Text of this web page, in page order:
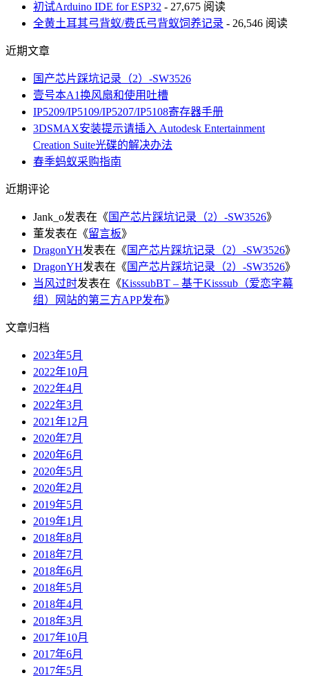
初试Arduino IDE for ESP32 - 27,675 阅读
全黄土耳其弓背蚁/费氏弓背蚁饲养记录 - 26,546 阅读
近期文章
国产芯片踩坑记录（2）-SW3526
壹号本A1换风扇和使用吐槽
IP5209/IP5109/IP5207/IP5108寄存器手册
3DSMAX安装提示请插入 Autodesk Entertainment
Creation Suite光碟的解决办法
春季蚂蚁采购指南
近期评论
Jank_o发表在《 国产芯片踩坑记录（2）-SW3526》
董发表在《留言板》
DragonYH发表在《 国产芯片踩坑记录（2）-SW3526》
DragonYH发表在《 国产芯片踩坑记录（2）-SW3526》
当风过时发表在《KisssubBT – 基于Kisssub（爱恋字幕
组）网站的第三方APP发布》
文章归档
2023年5月
2022年10月
2022年4月
2022年3月
2021年12月
2020年7月
2020年6月
2020年5月
2020年2月
2019年5月
2019年1月
2018年8月
2018年7月
2018年6月
2018年5月
2018年4月
2018年3月
2017年10月
2017年6月
2017年5月